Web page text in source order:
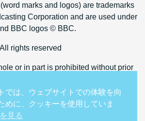
marks and logos) are trademarks
Corporation and are used under
BBC logos © BBC.
rights reserved
or in part is prohibited without prior
では、ウェブサイトでの体験を向
めに、クッキーを使用していま
見る